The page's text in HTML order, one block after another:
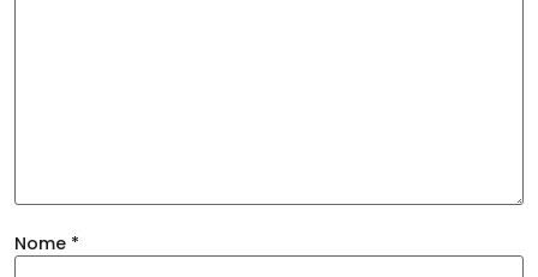
Nome *